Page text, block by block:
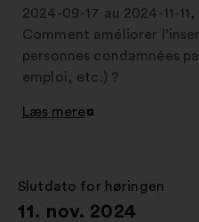
2024-09-17 au 2024-11-
Comment améliorer
personnes condamnées
emploi, etc.) ?
Læs mere
Åbnes
ny
fane
Slutdato for høringen
:
11. nov. 2024